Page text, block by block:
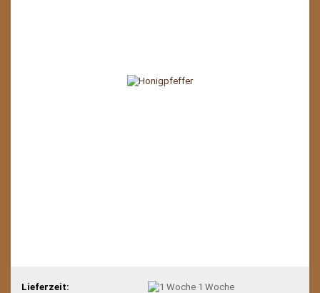
Lieferzeit: 1 Woche